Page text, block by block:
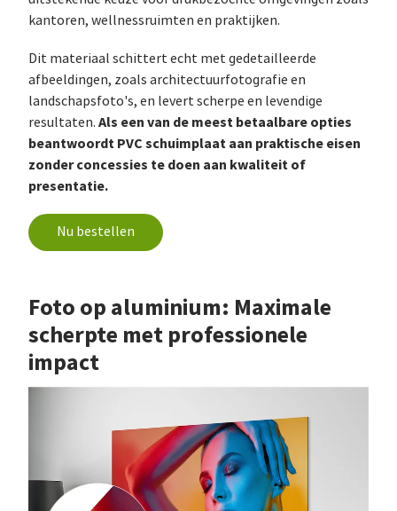
kantoren, wellnessruimten en praktijken.
Dit materiaal schittert echt met gedetailleerde
afbeeldingen, zoals architectuurfotografie en
landschapsfoto's, en levert scherpe en levendige
resultaten. Als een van de meest betaalbare opties
beantwoordt PVC schuimplaat aan praktische eisen
zonder concessies te doen aan kwaliteit of
presentatie.
Nu bestellen
Foto op aluminium: Maximale
scherpte met professionele
impact